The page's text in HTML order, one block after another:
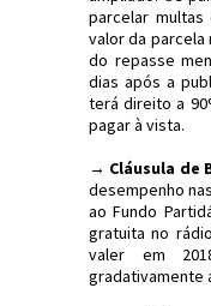
parcelar
valor da parcela
do repasse
dias após a
terá direito a
pagar à vista.
→ Cláusula de
desempenho
ao Fundo
gratuita no
valer em
gradativamente